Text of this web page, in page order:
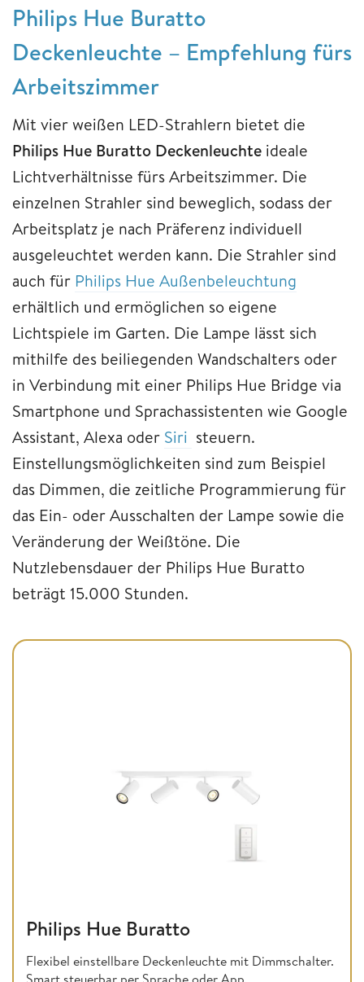
Philips Hue Buratto
Deckenleuchte – Empfehlung fürs
Arbeitszimmer
Mit vier weißen LED-Strahlern bietet die
Philips Hue Buratto Deckenleuchte ideale
Lichtverhältnisse fürs Arbeitszimmer. Die
einzelnen Strahler sind beweglich, sodass der
Arbeitsplatz je nach Präferenz individuell
ausgeleuchtet werden kann. Die Strahler sind
auch für Philips Hue Außenbeleuchtung
erhältlich und ermöglichen so eigene
Lichtspiele im Garten. Die Lampe lässt sich
mithilfe des beiliegenden Wandschalters oder
in Verbindung mit einer Philips Hue Bridge via
Smartphone und Sprachassistenten wie Google
Assistant, Alexa oder Siri steuern.
Einstellungsmöglichkeiten sind zum Beispiel
das Dimmen, die zeitliche Programmierung für
das Ein- oder Ausschalten der Lampe sowie die
Veränderung der Weißtöne. Die
Nutzlebensdauer der Philips Hue Buratto
beträgt 15.000 Stunden.
Philips Hue Buratto
Flexibel einstellbare Deckenleuchte mit Dimmschalter.